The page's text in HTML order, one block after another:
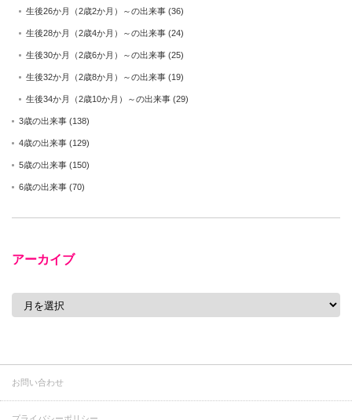
生後26か月（2歳2か月）～の出来事 (36)
生後28か月（2歳4か月）～の出来事 (24)
生後30か月（2歳6か月）～の出来事 (25)
生後32か月（2歳8か月）～の出来事 (19)
生後34か月（2歳10か月）～の出来事 (29)
3歳の出来事 (138)
4歳の出来事 (129)
5歳の出来事 (150)
6歳の出来事 (70)
アーカイブ
ア
お問い合わせ